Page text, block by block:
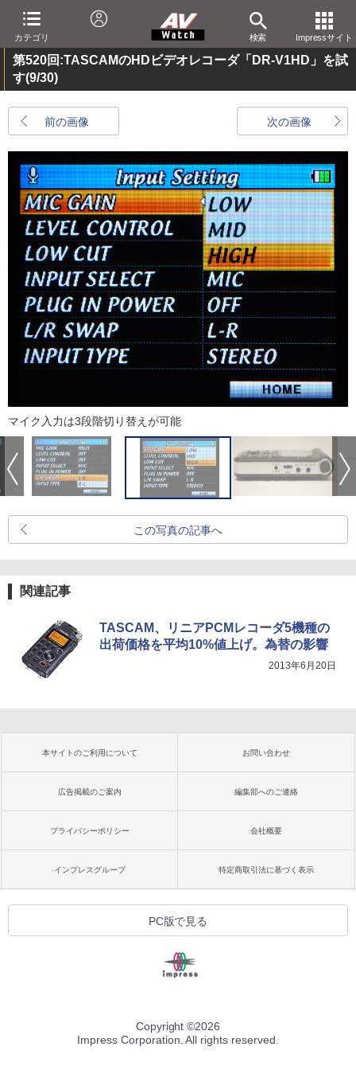
カテゴリ 検索 Impressサイト
第520回:TASCAMのHDビデオレコーダ「DR-V1HD」を試
す(9/30)
前の画像 次の画像
マイク入力は3段階切り替えが可能
この写真の記事へ
関連記事
TASCAM、リニアPCMレコーダ5機種の
出荷価格を平均10%値上げ。為替の影響
2013年6月20日
本サイトのご利用について お問い合わせ
広告掲載のご案内 編集部へのご連絡
プライバシーポリシー 会社概要
インプレスグループ 特定商取引法に基づく表示
PC版で見る
Copyright ©2026
Impress Corporation. All rights reserved.